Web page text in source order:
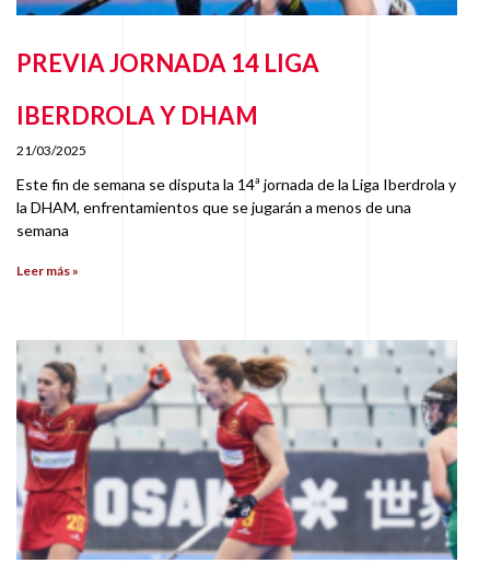
PREVIA JORNADA 14 LIGA
IBERDROLA Y DHAM
21/03/2025
Este fin de semana se disputa la 14ª jornada de la Liga Iberdrola y
la DHAM, enfrentamientos que se jugarán a menos de una
semana
Leer más »